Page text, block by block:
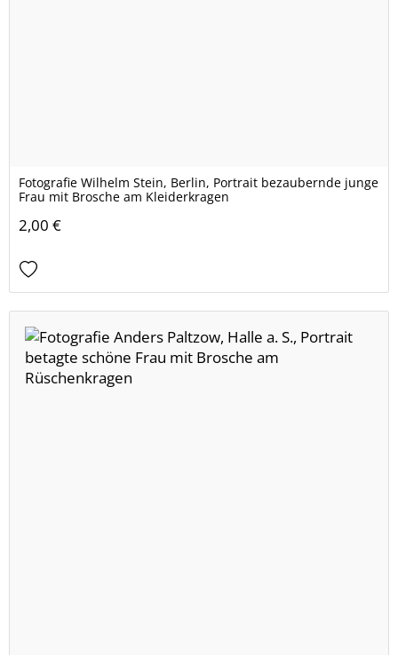
Fotografie Wilhelm Stein, Berlin, Portrait bezaubernde junge
Frau mit Brosche am Kleiderkragen
2,00 €